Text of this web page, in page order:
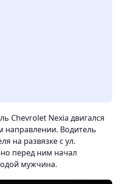
Chevrolet Nexia двигался
направлении. Водитель
на развязке с ул.
перед ним начал
мужчина.